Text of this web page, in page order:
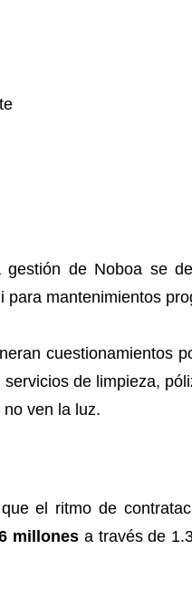
de Noboa se
mantenimientos
cuestionamientos
de limpieza,
ven la luz.
el ritmo de
millonesa través de